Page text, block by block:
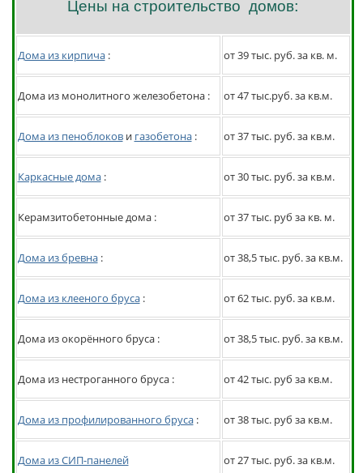
Цены на строительство домов:
Дома из кирпича: от 39 тыс. руб. за кв. м.
Дома из монолитного железобетона : от 47 тыс.руб. за кв.м.
Дома из пеноблокови газобетона: от 37 тыс. руб. за кв.м.
Каркасные дома: от 30 тыс. руб. за кв.м.
Керамзитобетонные дома : от 37 тыс. руб за кв. м.
Дома из бревна: от 38,5 тыс. руб. за кв.м.
Дома из клееного бруса: от 62 тыс. руб. за кв.м.
Дома из окорённого бруса : от 38,5 тыс. руб. за кв.м.
Дома из нестроганного бруса : от 42 тыс. руб за кв.м.
Дома из профилированного бруса: от 38 тыс. руб за кв.м.
Дома из СИП-панелей от 27 тыс. руб. за кв.м.